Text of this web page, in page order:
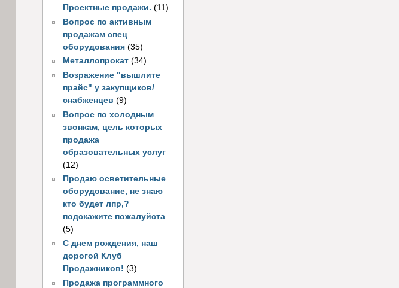
Проектные продажи. (11)
Вопрос по активным
продажам спец
оборудования (35)
Металлопрокат (34)
Возражение "вышлите
прайс" у закупщиков/
снабженцев (9)
Вопрос по холодным
звонкам, цель которых
продажа
образовательных услуг
(12)
Продаю осветительные
оборудование, не знаю
кто будет лпр,?
подскажите пожалуйста
(5)
С днем рождения, наш
дорогой Клуб
Продажников! (3)
Продажа программного